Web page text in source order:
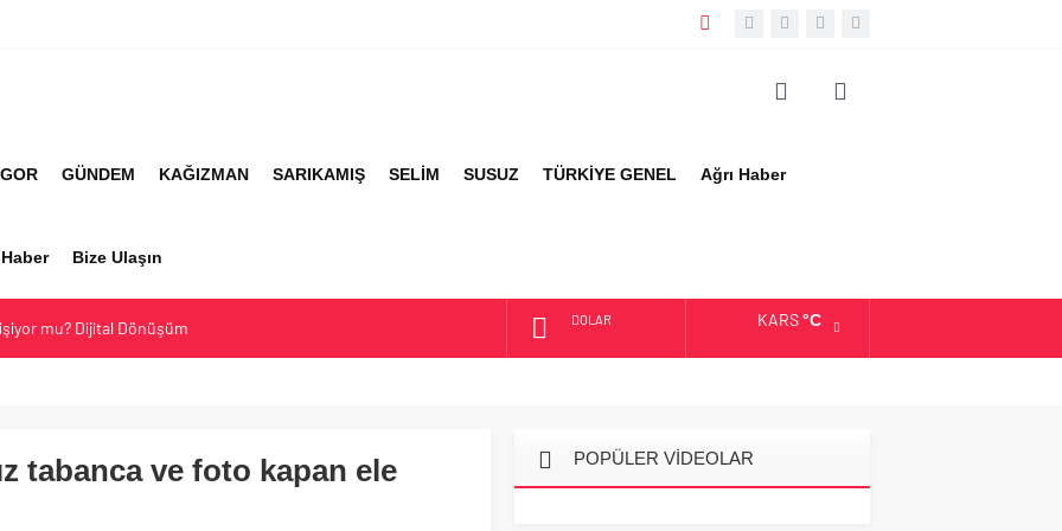
GÜNDEM KAĞIZMAN SARIKAMIŞ SELİM SUSUZ TÜRKİYE GENEL Ağrı Haber
Bize Ulaşın
mu? Dijital Dönüşüm
Ne Düşünüyor?
Çok Kullanılan Soyadları | Kars Haber
DOLAR KARS°C
tabanca ve foto kapan ele
POPÜLER VİDEOLAR